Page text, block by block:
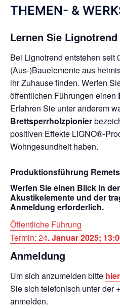
THEMEN- &
Lernen Sie
Bei Lignotrend entstehen seit
(Aus-)Bauelemente aus
ihr Zuhause finden. Werfen
öffentlichen Führungen einen
Erfahren Sie unter anderem
Brettsperrholzpionier
positiven Effekte LIGNO®-
Wohngesundheit haben.
Produktionsführung
Werfen Sie einen Blick in
Akustikelemente und der
Anmeldung erforderlich.
Öffentliche Führung
Termin: 24. Januar 2025;
Anmeldung
Um sich anzumelden bitte
Sie sich telefonisch unter der
anmelden.